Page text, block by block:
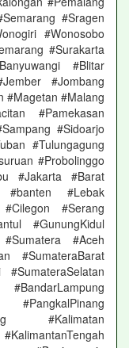
#Sragen
#Wonosobo
#Surakarta
#Blitar
#Jombang
#Magetan #Malang
#Pamekasan
#Sidoarjo
#Tulungagung
#Probolinggo
#Jakarta #Barat
#Lebak
#Serang
#GunungKidul
#Aceh
#SumateraBarat
#Kalimatan